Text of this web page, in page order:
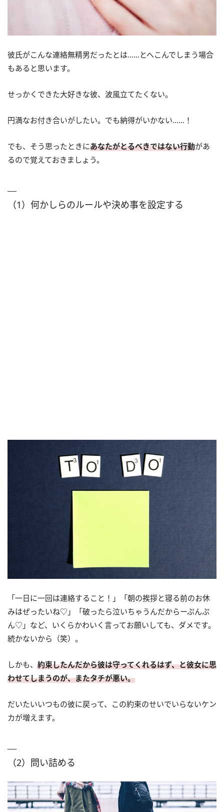
彼氏がこんな連絡無精男だったとは……とへこんでしまう場合
もあると思います。
せっかくできた大好きな彼、波風立てたくない。
円満なお付き合いがしたい。でも納得がいかない……！
でも、そう思ったときにあなたがとるべきではない行動があ
るので覚えておきましょう。
（1）何かしらのルールや決め事を設定する
「一日に一回は連絡すること！」「朝の挨拶と寝る前のお休
みはぜったいね♡」「破ったら泣いちゃうんだからーぷんぷ
ん♡」など、いくらかわいく言ってお願いしても、ダメです。
続かないから（笑）。
しかも、 約束したんだから彼は守ってくれるはず、と彼女に思
わせてしまうのが、またタチが悪い。
だいたいいつもの彼に戻って、この約束のせいでいらないケン
カが増えます。
（2）問い詰める